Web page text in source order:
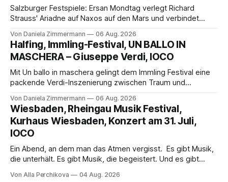
Salzburger Festspiele: Ersan Mondtag verlegt Richard
Strauss' Ariadne auf Naxos auf den Mars und verbindet
Aufführung mit starken Solisten und den Wiener
Philharmonikern, szenisch bleibt der zweite Akt jedoch
hinter den Erwartungen zurück.
Von Daniela Zimmermann 06 Aug. 2026
Halfing, Immling-Festival, UN BALLO IN
MASCHERA – Giuseppe Verdi, IOCO
Mit Un ballo in maschera gelingt dem Immling Festival eine
packende Verdi-Inszenierung zwischen Traum und
psychologische Tiefe mit starken Bildern, getragen von
einem spielfreudigen Ensemble und einer musikalisch
überzeugenden Gesamtleistung.
Von Daniela Zimmermann 06 Aug. 2026
Wiesbaden, Rheingau Musik Festival,
Kurhaus Wiesbaden, Konzert am 31. Juli,
IOCO
Ein Abend, an dem man das Atmen vergisst. Es gibt Musik,
die unterhält. Es gibt Musik, die begeistert. Und es gibt
Genau so war der Abend im Kurhaus Wiesbaden, an dem
Von Alla Perchikova 04 Aug. 2026